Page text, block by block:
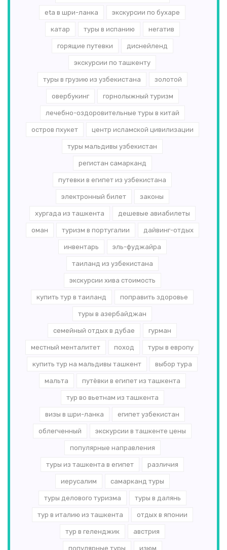
eta в шри-ланка экскурсии по бухаре
катар туры в испанию негатив
горящие путевки диснейленд
экскурсии по ташкенту
туры в грузию из узбекистана золотой
овербукинг горнолыжный туризм
лечебно-оздоровительные туры в китай
остров пхукет центр исламской цивилизации
туры мальдивы узбекистан
регистан самарканд
путевки в египет из узбекистана
электронный билет законы
хургада из ташкента дешевые авиабилеты
оман туризм в португалии дайвинг-отдых
инвентарь эль-­фуджайра
таиланд из узбекистана
экскурсии хива стоимость
купить тур в таиланд поправить здоровье
туры в азербайджан
семейный отдых в дубае гурман
местный менталитет поход туры в европу
купить тур на мальдивы ташкент выбор тура
мальта путёвки в египет из ташкента
тур во вьетнам из ташкента
визы в шри-ланка египет узбекистан
облегченный экскурсии в ташкенте цены
популярные направления
туры из ташкента в египет различия
иерусалим самарканд туры
туры делового туризма туры в далянь
тур в италию из ташкента отдых в японии
тур в геленджик австрия
популярные туры изюм